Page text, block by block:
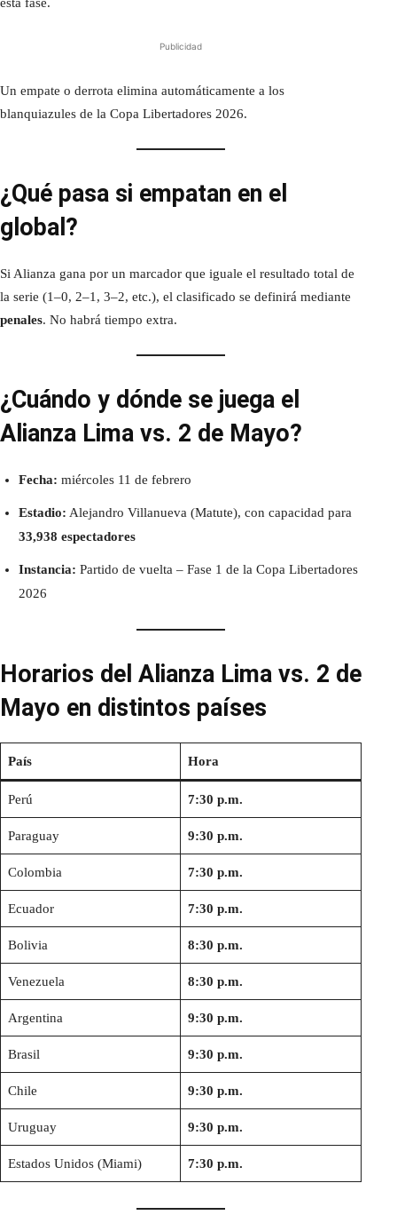
esta fase.
Publicidad
Un empate o derrota elimina automáticamente a los
blanquiazules de la Copa Libertadores 2026.
¿Qué pasa si empatan en el
global?
Si Alianza gana por un marcador que iguale el resultado total de
la serie (1–0, 2–1, 3–2, etc.), el clasificado se definirá mediante
penales. No habrá tiempo extra.
¿Cuándo y dónde se juega el
Alianza Lima vs. 2 de Mayo?
Fecha: miércoles 11 de febrero
Estadio: Alejandro Villanueva (Matute), con capacidad para
33,938 espectadores
Instancia: Partido de vuelta – Fase 1 de la Copa Libertadores
2026
Horarios del Alianza Lima vs. 2 de
Mayo en distintos países
País Hora
Perú 7:30 p.m.
Paraguay 9:30 p.m.
Colombia 7:30 p.m.
Ecuador 7:30 p.m.
Bolivia 8:30 p.m.
Venezuela 8:30 p.m.
Argentina 9:30 p.m.
Brasil 9:30 p.m.
Chile 9:30 p.m.
Uruguay 9:30 p.m.
Estados Unidos (Miami) 7:30 p.m.